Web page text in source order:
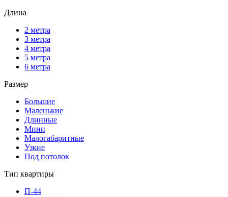
Длина
2 метра
3 метра
4 метра
5 метра
6 метра
Размер
Большие
Маленькие
Длинные
Мини
Малогабаритные
Узкие
Под потолок
Тип квартиры
П-44